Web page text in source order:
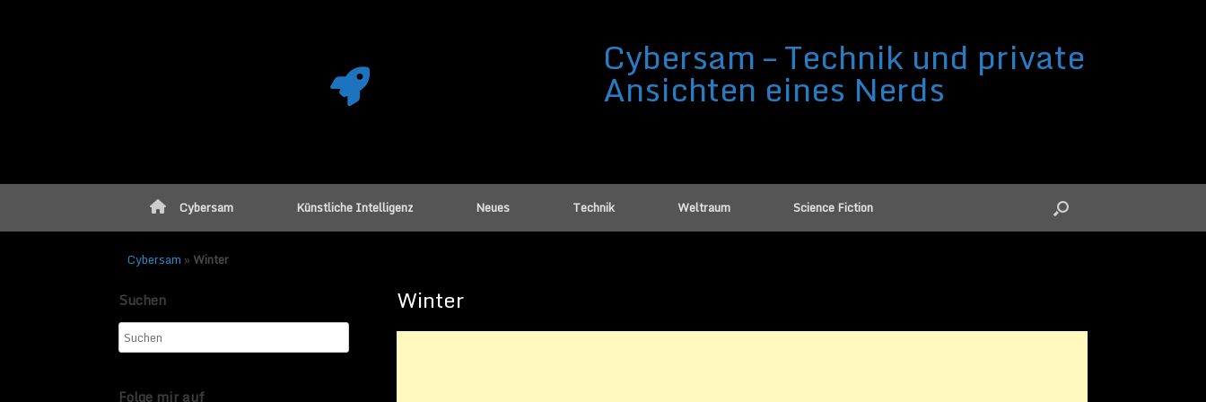
Cybersam – Technik und private
Ansichten eines Nerds
Cybersam Künstliche Intelligenz Neues Technik Weltraum Science Fiction
Cybersam » Winter
Winter
Suchen
Folge mir auf